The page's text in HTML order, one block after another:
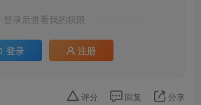
登录后查看我的权限
登录 注册
评分 回复 分享